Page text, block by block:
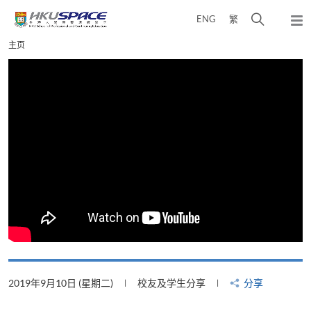
content
ENG 繁
弹
Main
content
主页
2019年9月10日 (星期二) 校友及学生分享 分享